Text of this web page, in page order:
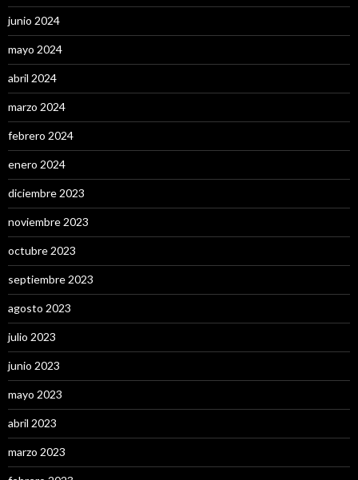
junio 2024
mayo 2024
abril 2024
marzo 2024
febrero 2024
enero 2024
diciembre 2023
noviembre 2023
octubre 2023
septiembre 2023
agosto 2023
julio 2023
junio 2023
mayo 2023
abril 2023
marzo 2023